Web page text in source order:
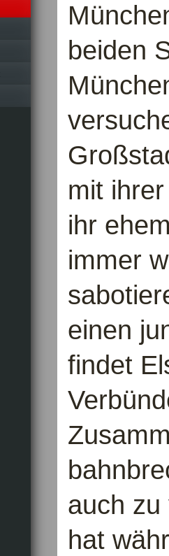
beiden
mit
ihr
immer
einen
findet
auch zu
hat